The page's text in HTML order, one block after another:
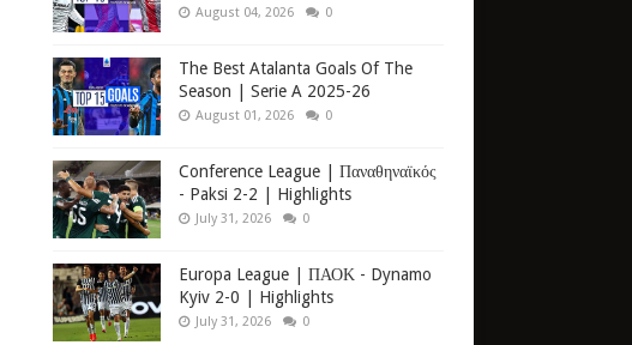
August 04, 2026 0
The Best Atalanta Goals Of The
Season | Serie A 2025-26
August 01, 2026 0
Conference League | Παναθηναϊκός
- Paksi 2-2 | Highlights
July 31, 2026 0
Europa League | ΠΑΟΚ - Dynamo
Kyiv 2-0 | Highlights
July 31, 2026 0